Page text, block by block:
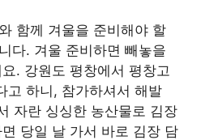
함께 겨울을 준비해야 할
다. 겨울 준비하면 빼놓을
. 강원도 평창에서 평창고
고 하니, 참가하셔서 해발
자란 싱싱한 농산물로 김장
당일 날 가서 바로 김장 담